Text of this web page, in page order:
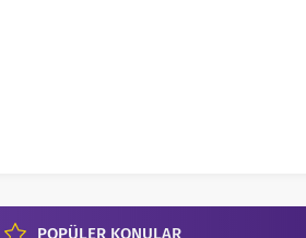
POPÜLER KONULAR